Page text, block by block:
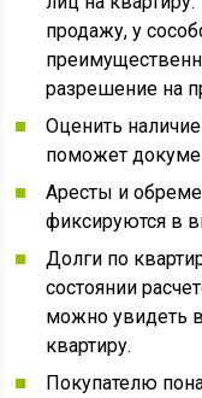
продажу, у
разрешение на
Оценить
поможет
Аресты и
фиксируются в
Долги по
состоянии
можно увидеть
квартиру.
Покупателю